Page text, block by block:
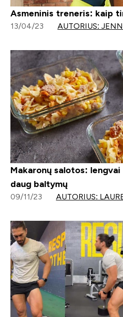
Asmeninis treneris: kaip
13/04/23 AUTORIUS:
Makaronų salotos:
daug baltymų
09/11/23 AUTORIUS: